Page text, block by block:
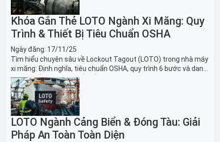
Khóa Gắn Thẻ LOTO Ngành Xi Măng: Quy
Trình & Thiết Bị Tiêu Chuẩn OSHA
Ngày đăng: 17/11/25
Tìm hiểu chuyên sâu về Lockout Tagout (LOTO) trong nhà máy
xi măng: Định nghĩa, tiêu chuẩn OSHA, quy trình 6 bước và danh
sách thiết bị LOTO thiết yếu. Giải pháp bảo trì lò nung, máy
nghiền an toàn.
LOTO Ngành Cảng Biển & Đóng Tàu: Giải
Pháp An Toàn Toàn Diện